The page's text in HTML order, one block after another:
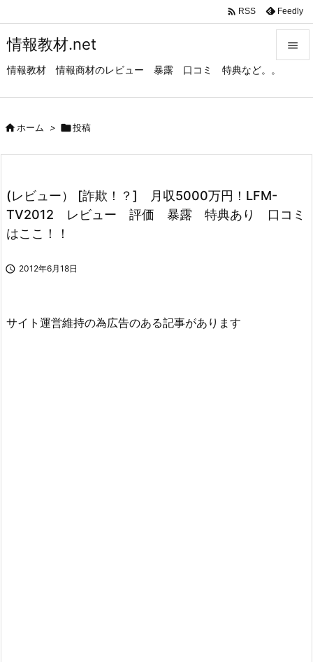
情報教材.net
情報教材 情報商材のレビュー 暴露 口コミ 特典など。。


 RSS Feedly
ホーム > 投稿
(レビュー） [詐欺！？] 月収5000万円！LFM-
TV2012 レビュー 評価 暴露 特典あり 口コミ
はここ！！
 2012年6月18日
サイト運営維持の為広告のある記事があります